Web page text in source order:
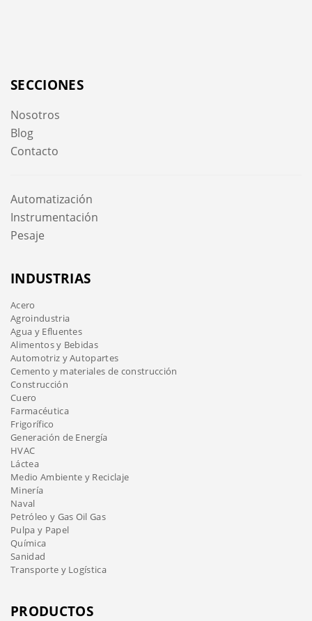
SECCIONES
Nosotros
Blog
Contacto
Automatización
Instrumentación
Pesaje
INDUSTRIAS
Acero
Agroindustria
Agua y Efluentes
Alimentos y Bebidas
Automotriz y Autopartes
Cemento y materiales de construcción
Construcción
Cuero
Farmacéutica
Frigorífico
Generación de Energía
HVAC
Láctea
Medio Ambiente y Reciclaje
Minería
Naval
Petróleo y Gas Oil Gas
Pulpa y Papel
Química
Sanidad
Transporte y Logística
PRODUCTOS